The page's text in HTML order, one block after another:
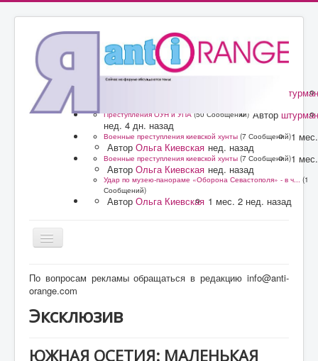
штурман
Преступления ОУН и УПА (50 Сообщений) Автор штурман
нед. 4 дн. назад
Военные преступления киевской хунты (7 Сообщений)
Автор Ольга Киевская
1
нед. назад
Военные преступления киевской хунты (7 Сообщений)
Автор Ольга Киевская
1
нед. назад
Удар по музею-панораме «Оборона Севастополя» - в ч...
(1
Сообщений)
Автор Ольга Киевская 1 мес. 2 нед. назад
Форум
О проекте
По вопросам рекламы обращаться в редакцию info@anti-
orange.com
Эксклюзив
ЮЖНАЯ ОСЕТИЯ: МАЛЕНЬКАЯ